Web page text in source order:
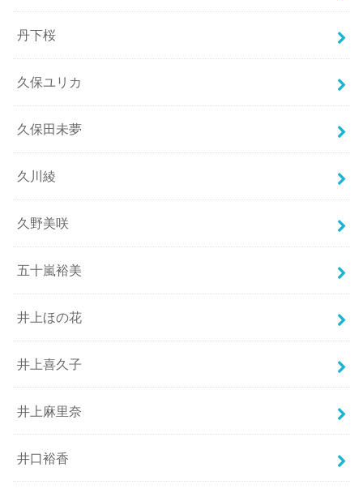
丹下桜
久保ユリカ
久保田未夢
久川綾
久野美咲
五十嵐裕美
井上ほの花
井上喜久子
井上麻里奈
井口裕香